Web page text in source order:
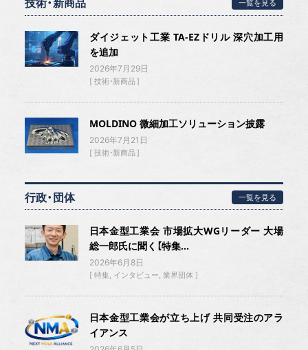
一覧を見る
ダイジェット工業 TA-EZドリル 深穴加工用
を追加
2026年7月29日
技術・新商品
MOLDINO 微細加工ソリューション披露
2026年7月21日
技術・新商品
行政・団体 一覧を見る
日本金型工業会 市場拡大WGリーダー 大場
総一郎氏に聞く【特集...
2026年6月8日
特集 インタビュー 業界団体
日本金型工業会が立ち上げ 共同受注のアラ
イアンス